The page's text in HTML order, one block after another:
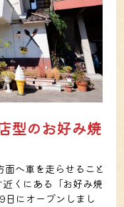
型のお好み焼
へ車を走らせること
くにある「お好み焼
日にオープンしまし